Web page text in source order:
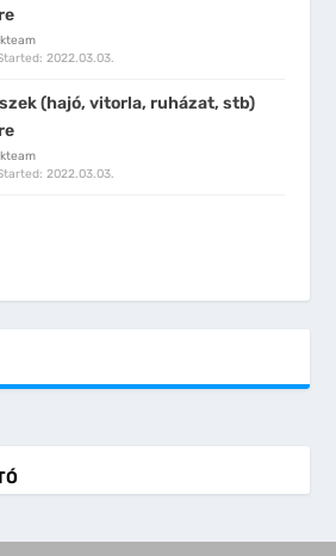
2022.03.03.
(hajó, vitorla, ruházat, stb)
2022.03.03.